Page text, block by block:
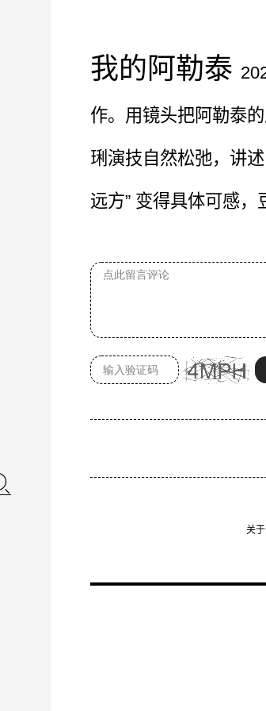
我的阿勒泰
作。用镜头把阿勒泰
琍演技自然松弛，讲
远方” 变得具体可感，
关